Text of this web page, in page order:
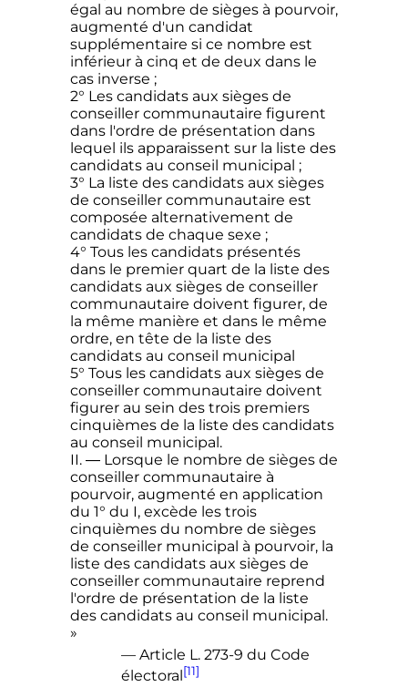
égal au nombre de sièges à pourvoir,
augmenté d'un candidat
supplémentaire si ce nombre est
inférieur à cinq et de deux dans le
cas inverse ;
2° Les candidats aux sièges de
conseiller communautaire figurent
dans l'ordre de présentation dans
lequel ils apparaissent sur la liste des
candidats au conseil municipal ;
3° La liste des candidats aux sièges
de conseiller communautaire est
composée alternativement de
candidats de chaque sexe ;
4° Tous les candidats présentés
dans le premier quart de la liste des
candidats aux sièges de conseiller
communautaire doivent figurer, de
la même manière et dans le même
ordre, en tête de la liste des
candidats au conseil municipal
5° Tous les candidats aux sièges de
conseiller communautaire doivent
figurer au sein des trois premiers
cinquièmes de la liste des candidats
au conseil municipal.
II. ― Lorsque le nombre de sièges de
conseiller communautaire à
pourvoir, augmenté en application
du 1° du I, excède les trois
cinquièmes du nombre de sièges
de conseiller municipal à pourvoir, la
liste des candidats aux sièges de
conseiller communautaire reprend
l'ordre de présentation de la liste
des candidats au conseil municipal.
»
— Article L. 273-9 du Code
électoral[11]